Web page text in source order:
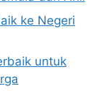
ke Negeri
untuk